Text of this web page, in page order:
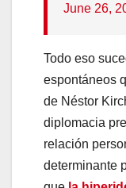
June 26,
Todo eso
espontáneos
de Néstor
diplomacia
relación
determinante